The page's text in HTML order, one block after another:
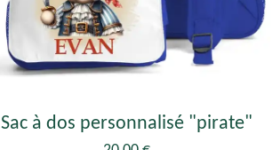
Sac à dos personnalisé "pirate"